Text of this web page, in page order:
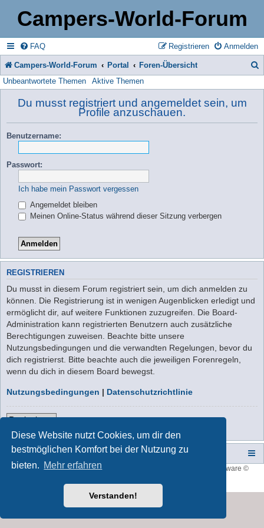
Diese Website nutzt Cookies, um dir den
bestmöglichen Komfort bei der Nutzung zu
bieten. Mehr erfahren
Verstanden!
Campers-World-Forum
FAQ Anmelden
Registrieren
Campers-World-Forum Portal Foren-Übersicht
Unbeantwortete Themen Aktive Themen
Du musst registriert und angemeldet sein, um
Profile anzuschauen.
Benutzername:
Passwort:
Ich habe mein Passwort vergessen
Angemeldet bleiben
Meinen Online-Status während dieser Sitzung verbergen
REGISTRIEREN
Du musst in diesem Forum registriert sein, um dich anmelden zu
können. Die Registrierung ist in wenigen Augenblicken erledigt und
ermöglicht dir, auf weitere Funktionen zuzugreifen. Die Board-
Administration kann registrierten Benutzern auch zusätzliche
Berechtigungen zuweisen. Beachte bitte unsere
Nutzungsbedingungen und die verwandten Regelungen, bevor du
dich registrierst. Bitte beachte auch die jeweiligen Forenregeln,
wenn du dich in diesem Board bewegst.
Nutzungsbedingungen | Datenschutzrichtlinie
Registrieren
Campers-World-Forum Portal Foren-Übersicht
Style developer byforum tricolor
® Forum Software ©
Deutsche Übersetzung durch